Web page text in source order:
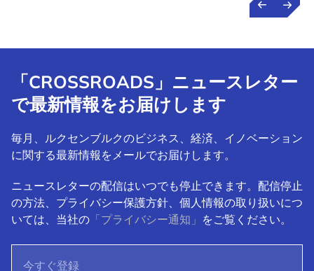
「CROSSROADS」ニュースレター
で最新情報をお届けします
毎月、ルクセンブルクのビジネス、経済、イノベーション
に関する最新情報をメールでお届けします。
ニュースレターの配信はいつでも停止できます。配信停止
の方法、プライバシー保護方針、個人情報の取り扱いにつ
いては、当社の 「プライバシー通知」 をご覧ください。